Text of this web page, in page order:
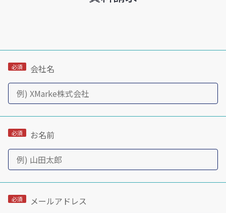
会社名
お名前
メールアドレス